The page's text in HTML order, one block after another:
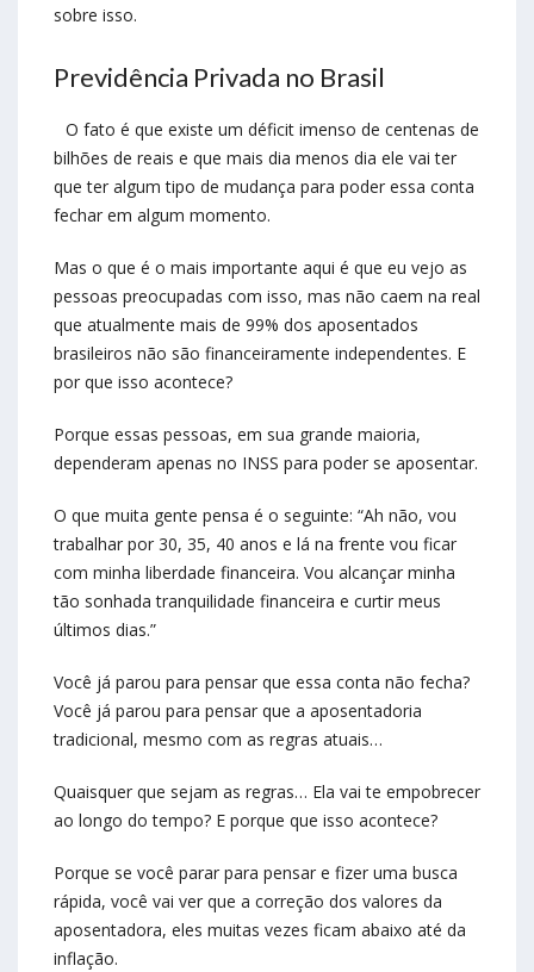
sobre isso.
Previdência Privada no Brasil
O fato é que existe um déficit imenso de centenas de
bilhões de reais e que mais dia menos dia ele vai ter
que ter algum tipo de mudança para poder essa conta
fechar em algum momento.
Mas o que é o mais importante aqui é que eu vejo as
pessoas preocupadas com isso, mas não caem na real
que atualmente mais de 99% dos aposentados
brasileiros não são financeiramente independentes. E
por que isso acontece?
Porque essas pessoas, em sua grande maioria,
dependeram apenas no INSS para poder se aposentar.
O que muita gente pensa é o seguinte: “Ah não, vou
trabalhar por 30, 35, 40 anos e lá na frente vou ficar
com minha liberdade financeira. Vou alcançar minha
tão sonhada tranquilidade financeira e curtir meus
últimos dias.”
Você já parou para pensar que essa conta não fecha?
Você já parou para pensar que a aposentadoria
tradicional, mesmo com as regras atuais…
Quaisquer que sejam as regras… Ela vai te empobrecer
ao longo do tempo? E porque que isso acontece?
Porque se você parar para pensar e fizer uma busca
rápida, você vai ver que a correção dos valores da
aposentadora, eles muitas vezes ficam abaixo até da
inflação.